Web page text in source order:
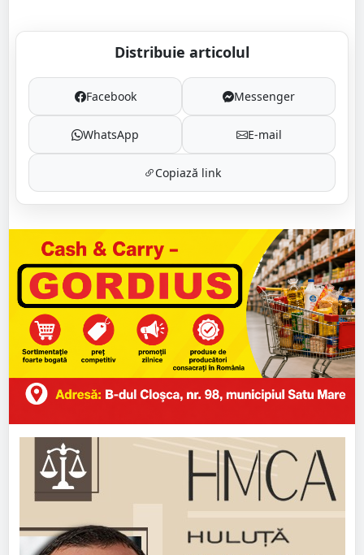
Distribuie articolul
Facebook Messenger
WhatsApp E-mail
Copiază link